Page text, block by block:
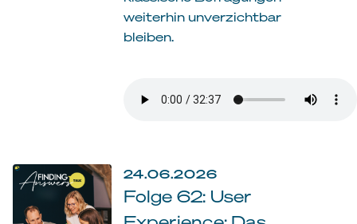
weiterhin unverzichtbar
bleiben.
24.06.2026
Folge 62: User